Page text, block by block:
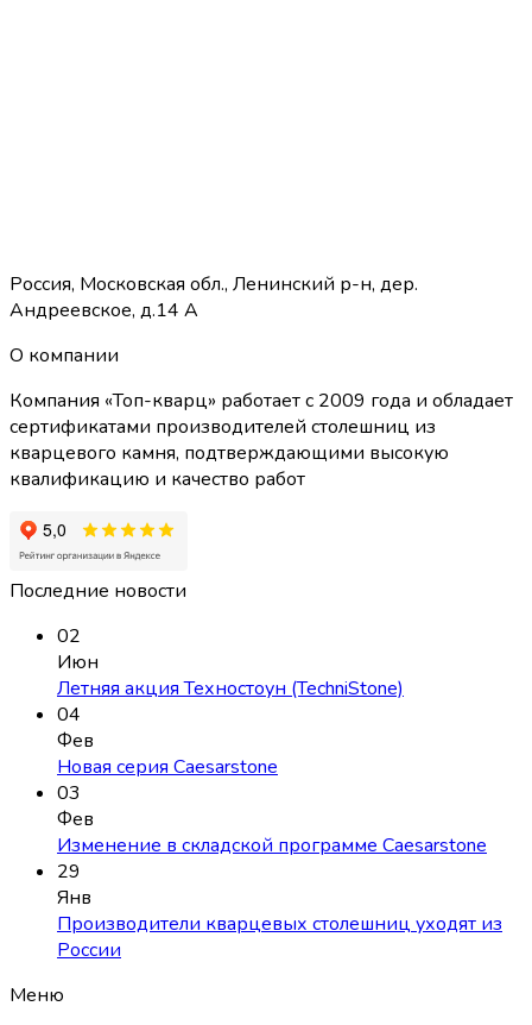
Россия, Московская обл., Ленинский р-н, дер.
Андреевское, д.14 А
О компании
Компания «Топ-кварц» работает с 2009 года и обладает
сертификатами производителей столешниц из
кварцевого камня, подтверждающими высокую
квалификацию и качество работ
Последние новости
02
Июн
Летняя акция Техностоун (TechniStone)
04
Фев
Новая серия Caesarstone
03
Фев
Изменение в складской программе Caesarstone
29
Янв
Производители кварцевых столешниц уходят из
России
Меню